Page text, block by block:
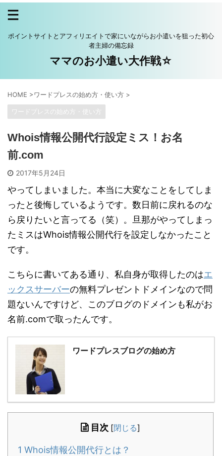
ポイントサイトとアフィリエイトで家にいながらお小遣いを狙った初心
者主婦の備忘録
ママのお小遣い大作戦☆
HOME >ワードプレスの始め方・使い方 >
ワードプレスの始め方・使い方
Whois情報公開代行設定ミス！お名
前.com
2017年5月24日
やってしまいました。本当に大変なことをしてしま
ったと後悔しているようです。数日前に戻れるのな
ら戻りたいと言ってる（笑）。旦那がやってしまっ
たミスはWhois情報公開代行を設定しなかったこと
です。
こちらに書いてある通り、私自身が取得したのはエ
ックスサーバーの無料プレゼントドメインなので問
題ないんですけど、このブログのドメインも私がお
名前.comで取ったんです。
ワードプレスブログの始め方
目次 [閉じる]
1 Whois情報公開代行とは？